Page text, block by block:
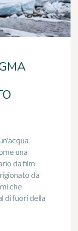
una
da film
da
che
di fuori della